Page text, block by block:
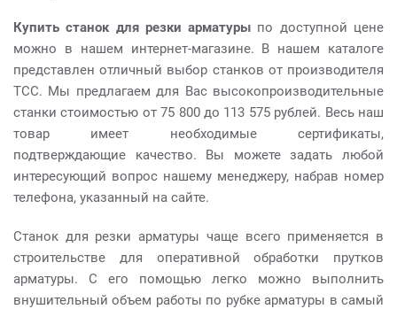
Купить станок для резки арматуры по доступной цене
можно в нашем интернет-магазине. В нашем каталоге
представлен отличный выбор станков от производителя
TCC. Мы предлагаем для Вас высокопроизводительные
станки стоимостью от 75 800 до 113 575 рублей. Весь наш
товар имеет необходимые сертификаты,
подтверждающие качество. Вы можете задать любой
интересующий вопрос нашему менеджеру, набрав номер
телефона, указанный на сайте.
Станок для резки арматуры чаще всего применяется в
строительстве для оперативной обработки прутков
арматуры. С его помощью легко можно выполнить
внушительный объем работы по рубке арматуры в самый